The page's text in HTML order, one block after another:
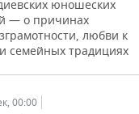
юношеских
— о причинах
любви к
семейных традициях
00:00